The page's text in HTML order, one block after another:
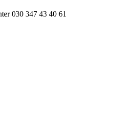
030 347 43 40 61